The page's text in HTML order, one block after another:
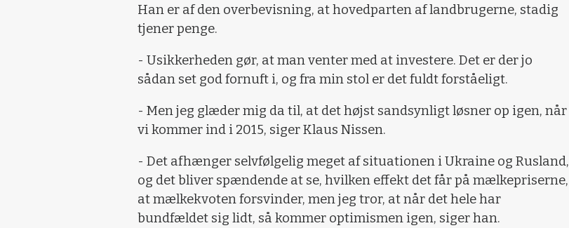
Han er af den overbevisning, at hovedparten af landbrugerne, stadig
tjener penge.
- Usikkerheden gør, at man venter med at investere. Det er der jo
sådan set god fornuft i, og fra min stol er det fuldt forståeligt.
- Men jeg glæder mig da til, at det højst sandsynligt løsner op igen, når
vi kommer ind i 2015, siger Klaus Nissen.
- Det afhænger selvfølgelig meget af situationen i Ukraine og Rusland,
og det bliver spændende at se, hvilken effekt det får på mælkepriserne,
at mælkekvoten forsvinder, men jeg tror, at når det hele har
bundfældet sig lidt, så kommer optimismen igen, siger han.